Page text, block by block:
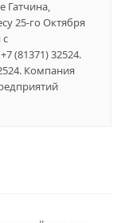
Гатчина,
25-го Октября
с
(81371) 32524.
Компания